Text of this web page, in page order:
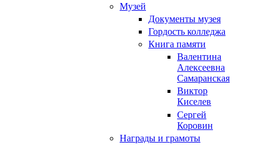
Музей
Документы музея
Гордость колледжа
Книга памяти
Валентина
Алексеевна
Самаранская
Виктор
Киселев
Сергей
Коровин
Награды и грамоты